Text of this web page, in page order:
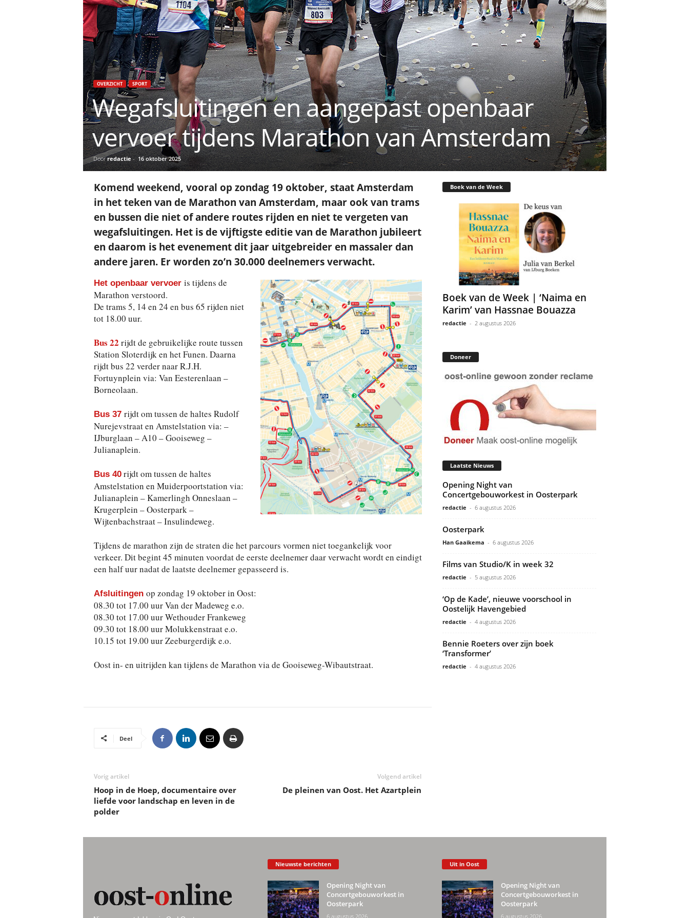
OVERZICHT SPORT
Wegafsluitingen en aangepast openbaar
vervoer tijdens Marathon van Amsterdam
Door redactie - 16 oktober 2025
Komend weekend, vooral op zondag 19 oktober, staat Amsterdam
in het teken van de Marathon van Amsterdam, maar ook van trams
en bussen die niet of andere routes rijden en niet te vergeten van
wegafsluitingen. Het is de vijftigste editie van de Marathon jubileert
en daarom is het evenement dit jaar uitgebreider en massaler dan
andere jaren. Er worden zo’n 30.000 deelnemers verwacht.
Het openbaar vervoer is tijdens de
Marathon verstoord.
De trams 5, 14 en 24 en bus 65 rijden niet
tot 18.00 uur.
Bus 22 rijdt de gebruikelijke route tussen
Station Sloterdijk en het Funen. Daarna
rijdt bus 22 verder naar R.J.H.
Fortuynplein via: Van Eesterenlaan –
Borneolaan.
Bus 37 rijdt om tussen de haltes Rudolf
Nurejevstraat en Amstelstation via: –
IJburglaan – A10 – Gooiseweg –
Julianaplein.
Bus 40rijdt om tussen de haltes
Amstelstation en Muiderpoortstation via:
Julianaplein – Kamerlingh Onneslaan –
Krugerplein – Oosterpark –
Wijtenbachstraat – Insulindeweg.
Tijdens de marathon zijn de straten die het parcours vormen niet toegankelijk voor
verkeer. Dit begint 45 minuten voordat de eerste deelnemer daar verwacht wordt en eindigt
een half uur nadat de laatste deelnemer gepasseerd is.
Afsluitingen op zondag 19 oktober in Oost:
08.30 tot 17.00 uur Van der Madeweg e.o.
08.30 tot 17.00 uur Wethouder Frankeweg
09.30 tot 18.00 uur Molukkenstraat e.o.
10.15 tot 19.00 uur Zeeburgerdijk e.o.
Oost in- en uitrijden kan tijdens de Marathon via de Gooiseweg-Wibautstraat.
Deel
Vorig artikel
Hoop in de Hoep, documentaire over
liefde voor landschap en leven in de
polder
Volgend artikel
De pleinen van Oost. Het Azartplein
Boek van de Week
Boek van de Week | ‘Naima en
Karim’ van Hassnae Bouazza
redactie - 2 augustus 2026
Doneer
Laatste Nieuws
Opening Night van
Concertgebouworkest in Oosterpark
redactie - 6 augustus 2026
Oosterpark
Han Gaaikema - 6 augustus 2026
Films van Studio/K in week 32
redactie - 5 augustus 2026
‘Op de Kade’, nieuwe voorschool in
Oostelijk Havengebied
redactie - 4 augustus 2026
Bennie Roeters over zijn boek
‘Transformer’
redactie - 4 augustus 2026
Nieuwste berichten
Opening Night van
Concertgebouworkest in
Oosterpark
6 augustus 2026
Uit in Oost
Opening Night van
Concertgebouworkest in
Oosterpark
6 augustus 2026